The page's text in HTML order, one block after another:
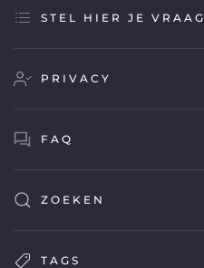
STEL HIER JE VRAAG
PRIVACY
FAQ
ZOEKEN
TAGS